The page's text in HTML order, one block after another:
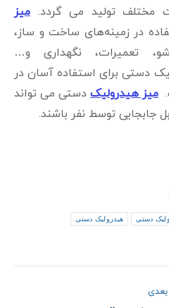
مختلف تولید می گردد. میز
در زمینه‌های ساخت و ساز،
تعمیرات، نگهداری و…
دستی برای استفاده آسان در
میز هیدرولیک دستی می تواند
جابجایی توسط نفر باشند.
دستی هیدرولیک دستی
بعدی